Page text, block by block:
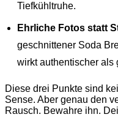
Tiefkühltruhe.
Ehrliche Fotos statt
geschnittener Soda
wirkt authentischer als
Diese drei Punkte sind
Sense. Aber genau den
Rausch. Bewahre ihn.